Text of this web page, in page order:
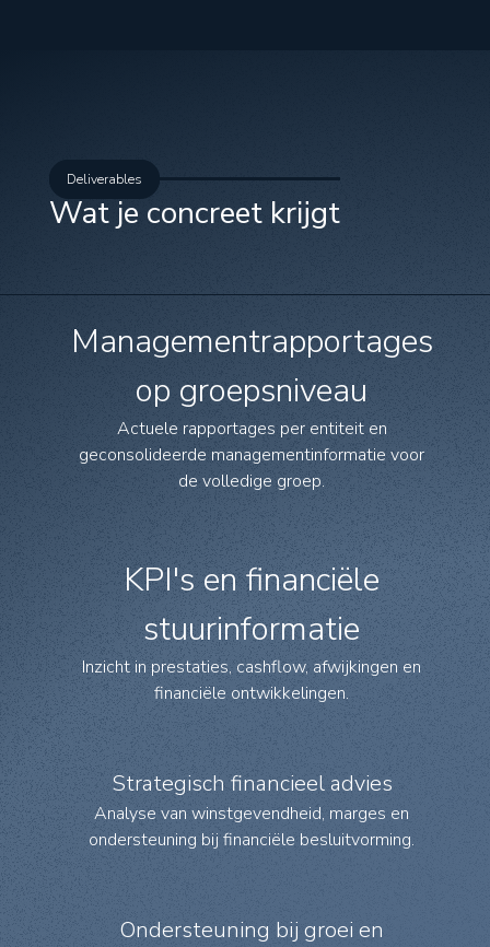
Deliverables
Wat je concreet krijgt
Managementrapportages
op groepsniveau
Actuele rapportages per entiteit en
geconsolideerde managementinformatie voor
de volledige groep.
KPI's en financiële
stuurinformatie
Inzicht in prestaties, cashflow, afwijkingen en
financiële ontwikkelingen.
Strategisch financieel advies
Analyse van winstgevendheid, marges en
ondersteuning bij financiële besluitvorming.
Ondersteuning bij groei en